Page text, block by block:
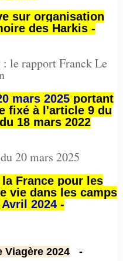
sur organisation
des Harkis -
le rapport Franck Le
mars 2025portant
fixé à l'article 9 du
18 mars 2022
20 mars 2025
France pour les
vie dans les camps
Avril 2024 -
Viagère 2024 -